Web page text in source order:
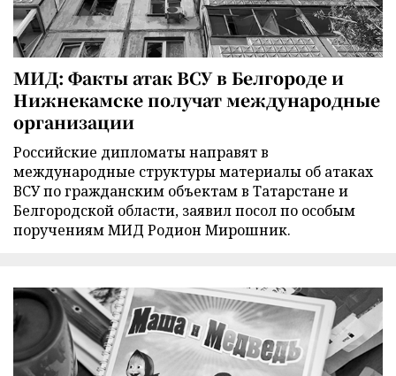
МИД: Факты атак ВСУ в Белгороде и
Нижнекамске получат международные
организации
Российские дипломаты направят в
международные структуры материалы об атаках
ВСУ по гражданским объектам в Татарстане и
Белгородской области, заявил посол по особым
поручениям МИД Родион Мирошник.